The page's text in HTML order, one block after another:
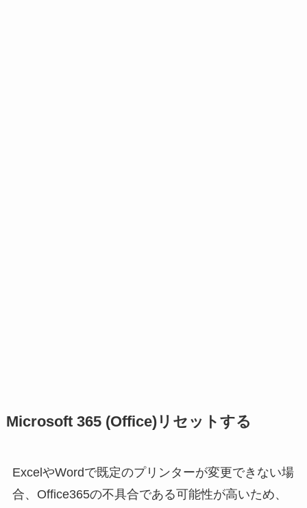
Microsoft 365 (Office)リセットする
ExcelやWordで既定のプリンターが変更できない場
合、Office365の不具合である可能性が高いため、